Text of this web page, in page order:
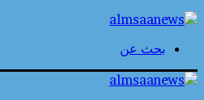
بحث عن